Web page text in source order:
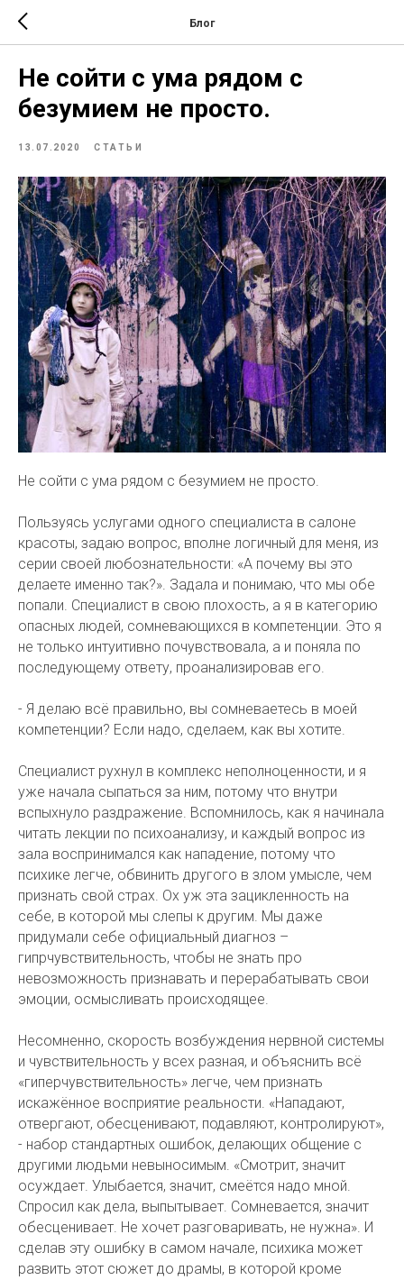
Блог
Не сойти с ума рядом с
безумием не просто.
13.07.2020 СТАТЬИ
Не сойти с ума рядом с безумием не просто.
Пользуясь услугами одного специалиста в салоне
красоты, задаю вопрос, вполне логичный для меня, из
серии своей любознательности: «А почему вы это
делаете именно так?». Задала и понимаю, что мы обе
попали. Специалист в свою плохость, а я в категорию
опасных людей, сомневающихся в компетенции. Это я
не только интуитивно почувствовала, а и поняла по
последующему ответу, проанализировав его.
- Я делаю всё правильно, вы сомневаетесь в моей
компетенции? Если надо, сделаем, как вы хотите.
Специалист рухнул в комплекс неполноценности, и я
уже начала сыпаться за ним, потому что внутри
вспыхнуло раздражение. Вспомнилось, как я начинала
читать лекции по психоанализу, и каждый вопрос из
зала воспринимался как нападение, потому что
психике легче, обвинить другого в злом умысле, чем
признать свой страх. Ох уж эта зацикленность на
себе, в которой мы слепы к другим. Мы даже
придумали себе официальный диагноз –
гипрчувствительность, чтобы не знать про
невозможность признавать и перерабатывать свои
эмоции, осмысливать происходящее.
Несомненно, скорость возбуждения нервной системы
и чувствительность у всех разная, и объяснить всё
«гиперчувствительность» легче, чем признать
искажённое восприятие реальности. «Нападают,
отвергают, обесценивают, подавляют, контролируют»,
- набор стандартных ошибок, делающих общение с
другими людьми невыносимым. «Смотрит, значит
осуждает. Улыбается, значит, смеётся надо мной.
Спросил как дела, выпытывает. Сомневается, значит
обесценивает. Не хочет разговаривать, не нужна». И
сделав эту ошибку в самом начале, психика может
развить этот сюжет до драмы, в которой кроме